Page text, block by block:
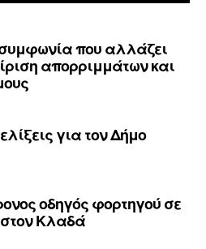
συμφωνία που αλλάζει
απορριμμάτων και
για τον Δήμο
οδηγός φορτηγού σε
Κλαδά